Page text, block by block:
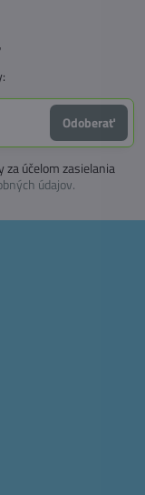
Odoberať
účelom zasielania
údajov.